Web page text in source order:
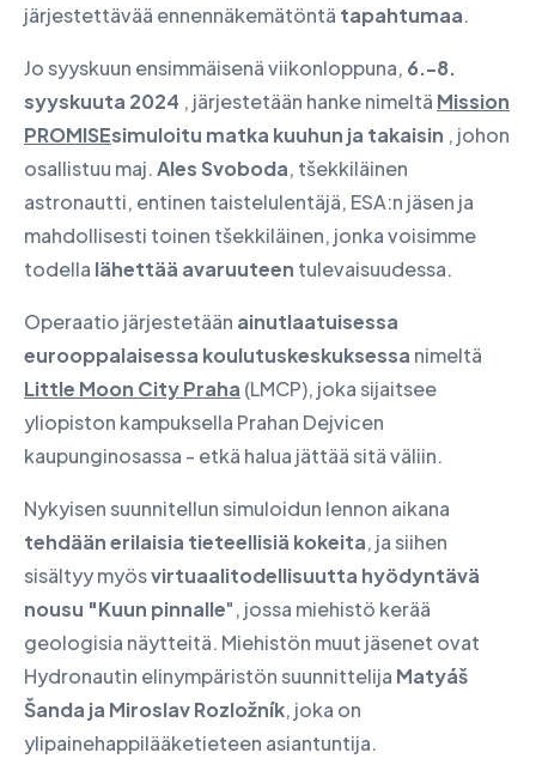
järjestettävää ennennäkemätöntä tapahtumaa.
Jo syyskuun ensimmäisenä viikonloppuna, 6.-8.
syyskuuta 2024 , järjestetään hanke nimeltä Mission
PROMISEsimuloitu matka kuuhun ja takaisin , johon
osallistuu maj.Ales Svoboda, tšekkiläinen
astronautti, entinen taistelulentäjä, ESA:n jäsen ja
mahdollisesti toinen tšekkiläinen, jonka voisimme
todella lähettää avaruuteen tulevaisuudessa.
Operaatio järjestetään ainutlaatuisessa
eurooppalaisessa koulutuskeskuksessa nimeltä
Little Moon City Praha (LMCP), joka sijaitsee
yliopiston kampuksella Prahan Dejvicen
kaupunginosassa - etkä halua jättää sitä väliin.
Nykyisen suunnitellun simuloidun lennon aikana
tehdään erilaisia tieteellisiä kokeita, ja siihen
sisältyy myösvirtuaalitodellisuutta hyödyntävä
nousu "Kuun pinnalle", jossa miehistö kerää
geologisia näytteitä. Miehistön muut jäsenet ovat
Hydronautin elinympäristön suunnittelija Matyáš
Šanda ja Miroslav Rozložník, joka on
ylipainehappilääketieteen asiantuntija.